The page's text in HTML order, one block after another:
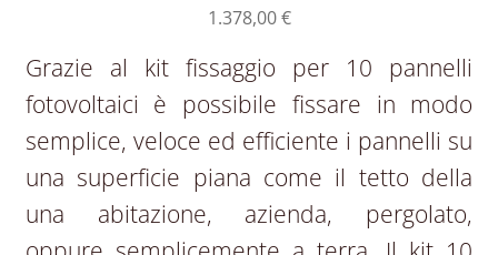
1.378,00€
Grazie al kit fissaggio per 10 pannelli
fotovoltaici è possibile fissare in modo
semplice, veloce ed efficiente i pannelli su
una superficie piana come il tetto della
una abitazione, azienda, pergolato,